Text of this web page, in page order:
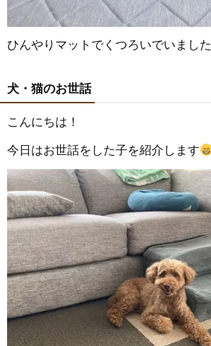
ひんやりマットでくつろいでいました
犬・猫のお世話
こんにちは！
今日はお世話をした子を紹介します